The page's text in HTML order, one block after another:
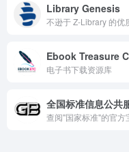
Library Genesis
电子书下载资源库